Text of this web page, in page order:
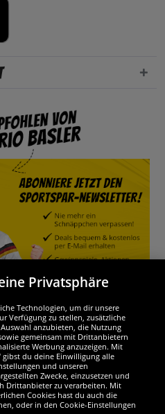
Privatsphäre
Technologien, um dir unsere
Verfügung zu stellen, zusätzliche
anzubieten, die Nutzung
gemeinsam mit Drittanbietern
Werbung anzuzeigen. Mit
gibst du deine Einwilligung alle
und unseren
Zwecke, einzusetzen und
Drittanbieter zu verarbeiten. Mit
Cookies hast du auch die
oder in den Cookie-Einstellungen